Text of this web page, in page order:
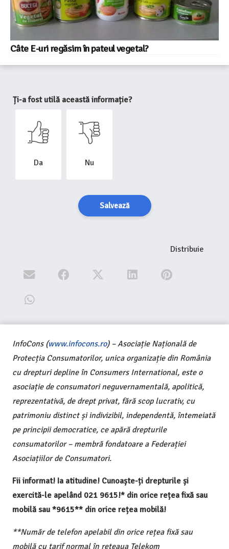
Câte E-uri regăsim în pateul vegetal?
Ți-a fost utilă această informație?
Da Nu
Salvează
Distribuie
InfoCons (www.infocons.ro) – Asociație Națională de
Protecția Consumatorilor, unica organizație din România
cu drepturi depline în Consumers International, este o
asociație de consumatori neguvernamentală, apolitică,
reprezentativă, de drept privat, fără scop lucrativ, cu
patrimoniu distinct și indivizibil, independentă, întemeiată
pe principii democratice, ce apără drepturile
consumatorilor – membră fondatoare a Federației
Asociațiilor de Consumatori.
Fii informat! Ia atitudine! Cunoaște-ți drepturile și
exercită-le apelând 021 9615!* din orice rețea fixă sau
mobilă sau *9615** din orice rețea mobilă!
**Număr de telefon apelabil din orice rețea fixă sau
mobilă cu tarif normal în rețeaua Telekom